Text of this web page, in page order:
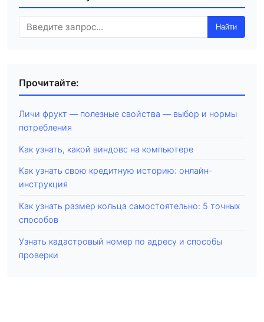
Найти
Прочитайте:
Личи фрукт — полезные свойства — выбор и нормы
потребления
Как узнать, какой виндовс на компьютере
Как узнать свою кредитную историю: онлайн-
инструкция
Как узнать размер кольца самостоятельно: 5 точных
способов
Узнать кадастровый номер по адресу и способы
проверки